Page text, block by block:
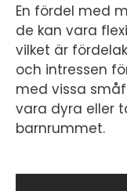
En fördel med
de kan vara
vilket är
och intressen
med vissa
vara dyra eller
barnrummet.